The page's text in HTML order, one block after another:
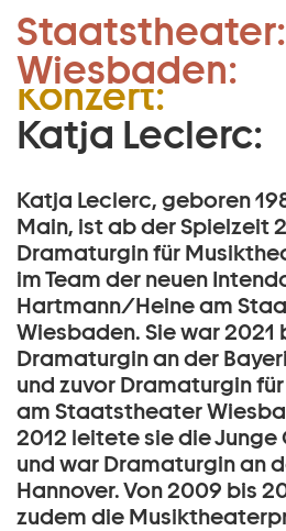
Zum Hauptinhalt springen
Zum Footer springen
Staatstheater:
Wiesbaden:
Leitende
Musiktheater
Konzert:
Katja Leclerc:
Katja Leclerc, geboren
Main, ist ab der Spielzeit
Dramaturgin für
im Team der neuen
Hartmann/Heine am
Wiesbaden. Sie war 2021
Dramaturgin an der
und zuvor Dramaturgin
am Staatstheater
2012 leitete sie die Junge
und war Dramaturgin an
Hannover. Von 2009 bis
zudem die